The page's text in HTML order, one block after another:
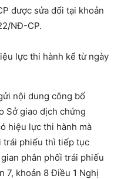
được sửa đổi tại khoản
NĐ-CP.
lực thi hành kể từ ngày
nội dung công bố
Sở giao dịch chứng
hiệu lực thi hành mà
trái phiếu thì tiếp tục
phân phối trái phiếu
7, khoản 8 Điều 1 Nghị